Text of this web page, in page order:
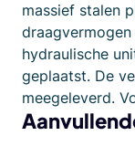
massief stalen
hydraulische
geplaatst. De
meegeleverd.